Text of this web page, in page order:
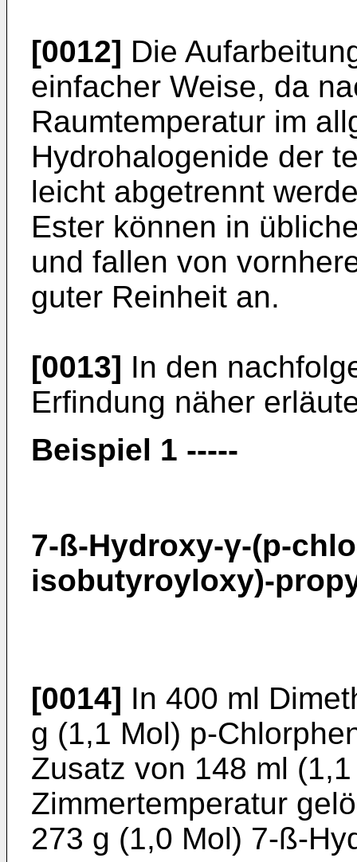
[0012] Die
einfacher Weise, da
Raumtemperatur im
Hydrohalogenide der
leicht abgetrennt
Ester können in
und fallen von
guter Reinheit an.
[0013] In den
Erfindung näher
Beispiel 1 -----
7-ß-Hydroxy-γ-(p-
isobutyroyloxy)-
[0014] In 400 ml
g (1,1 Mol) p-
Zusatz von 148 ml
Zimmertemperatur
273 g (1,0 Mol) 7-ß-